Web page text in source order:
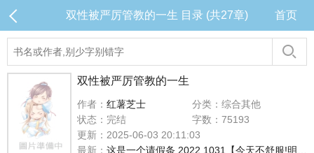
双性被严厉管教的一生 目录 (共27章) 首页
双性被严厉管教的一生
作者： 红薯芝士
分类：综合其他
状态：完结
字数：75193
更新：2025-06-03 20:11:03
最新： 这是一个请假条 2022 1031【今天不舒服!明天写!